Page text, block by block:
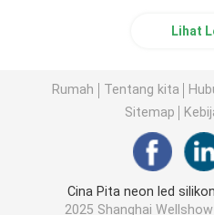
Lihat
Rumah Tentang kita
Sitemap
Cina Pita neon led silikon
2025 Shanghai